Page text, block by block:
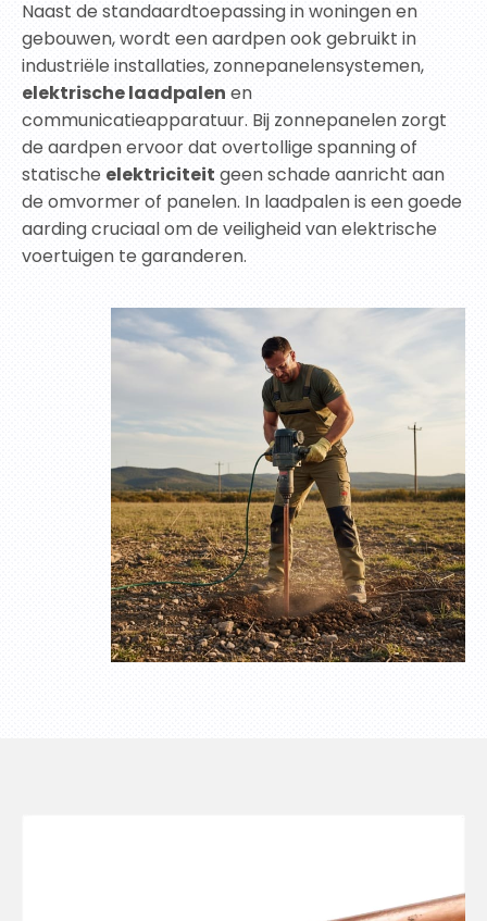
Naast de standaardtoepassing in woningen en
gebouwen, wordt een aardpen ook gebruikt in
industriële installaties, zonnepanelen­systemen,
elektrische laadpalen en
communicatieapparatuur. Bij zonnepanelen zorgt
de aardpen ervoor dat overtollige spanning of
statische elektriciteit geen schade aanricht aan
de omvormer of panelen. In laadpalen is een goede
aarding cruciaal om de veiligheid van elektrische
voertuigen te garanderen.